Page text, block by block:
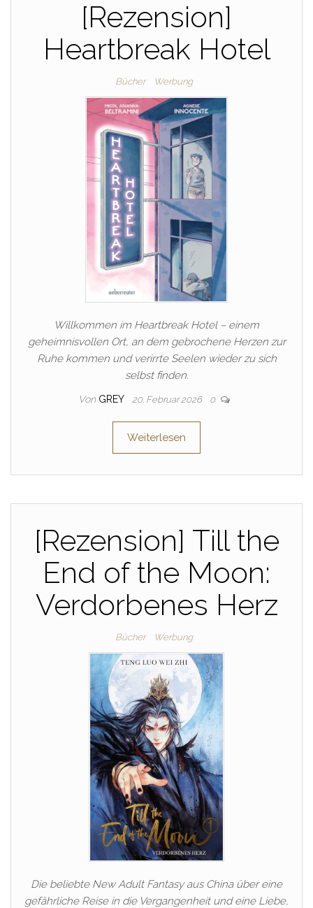
[Rezension]
Heartbreak Hotel
Bücher Werbung
Willkommen im Heartbreak Hotel – einem
geheimnisvollen Ort, an dem gebrochene Herzen zur
Ruhe kommen und verirrte Seelen wieder zu sich
selbst finden.
Von GREY 20. Februar 2026 0
Weiterlesen
[Rezension] Till the
End of the Moon:
Verdorbenes Herz
Bücher Werbung
Die beliebte New Adult Fantasy aus China über eine
gefährliche Reise in die Vergangenheit und eine Liebe,